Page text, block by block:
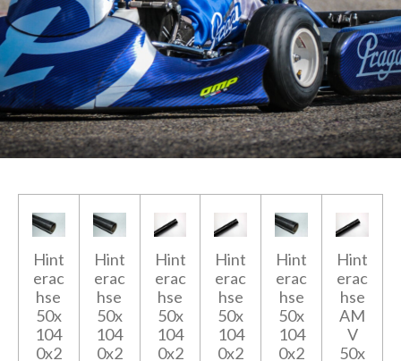
Hint
erac
hse
50x
104
0x2
Hint
erac
hse
50x
104
0x2
Hint
erac
hse
50x
104
0x2
Hint
erac
hse
50x
104
0x2
Hint
erac
hse
50x
104
0x2
Hint
erac
hse
AM
V
50x